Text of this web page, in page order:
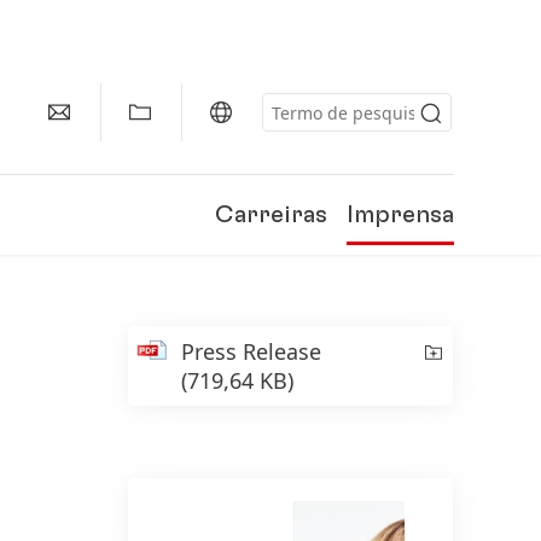
Carreiras Imprensa
Press Release
(719,64 KB)